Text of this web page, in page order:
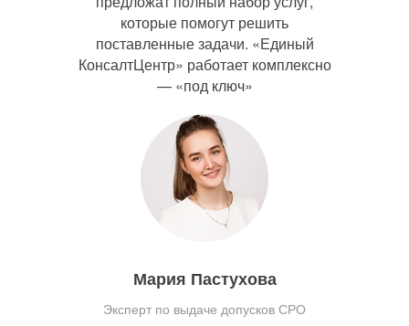
которые помогут решить
поставленные задачи. «Единый
КонсалтЦентр» работает комплексно
— «под ключ»
Мария Пастухова
Эксперт по выдаче допусков СРО